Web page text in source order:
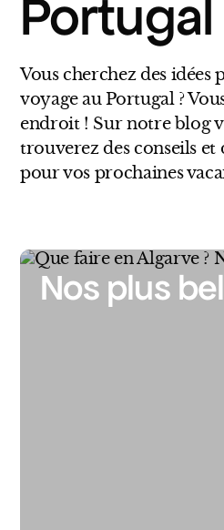
Portugal
Vous cherchez des
voyage au Portugal ?
endroit ! Sur notre blog
trouverez des conseils et
pour vos prochaines
Nos plus